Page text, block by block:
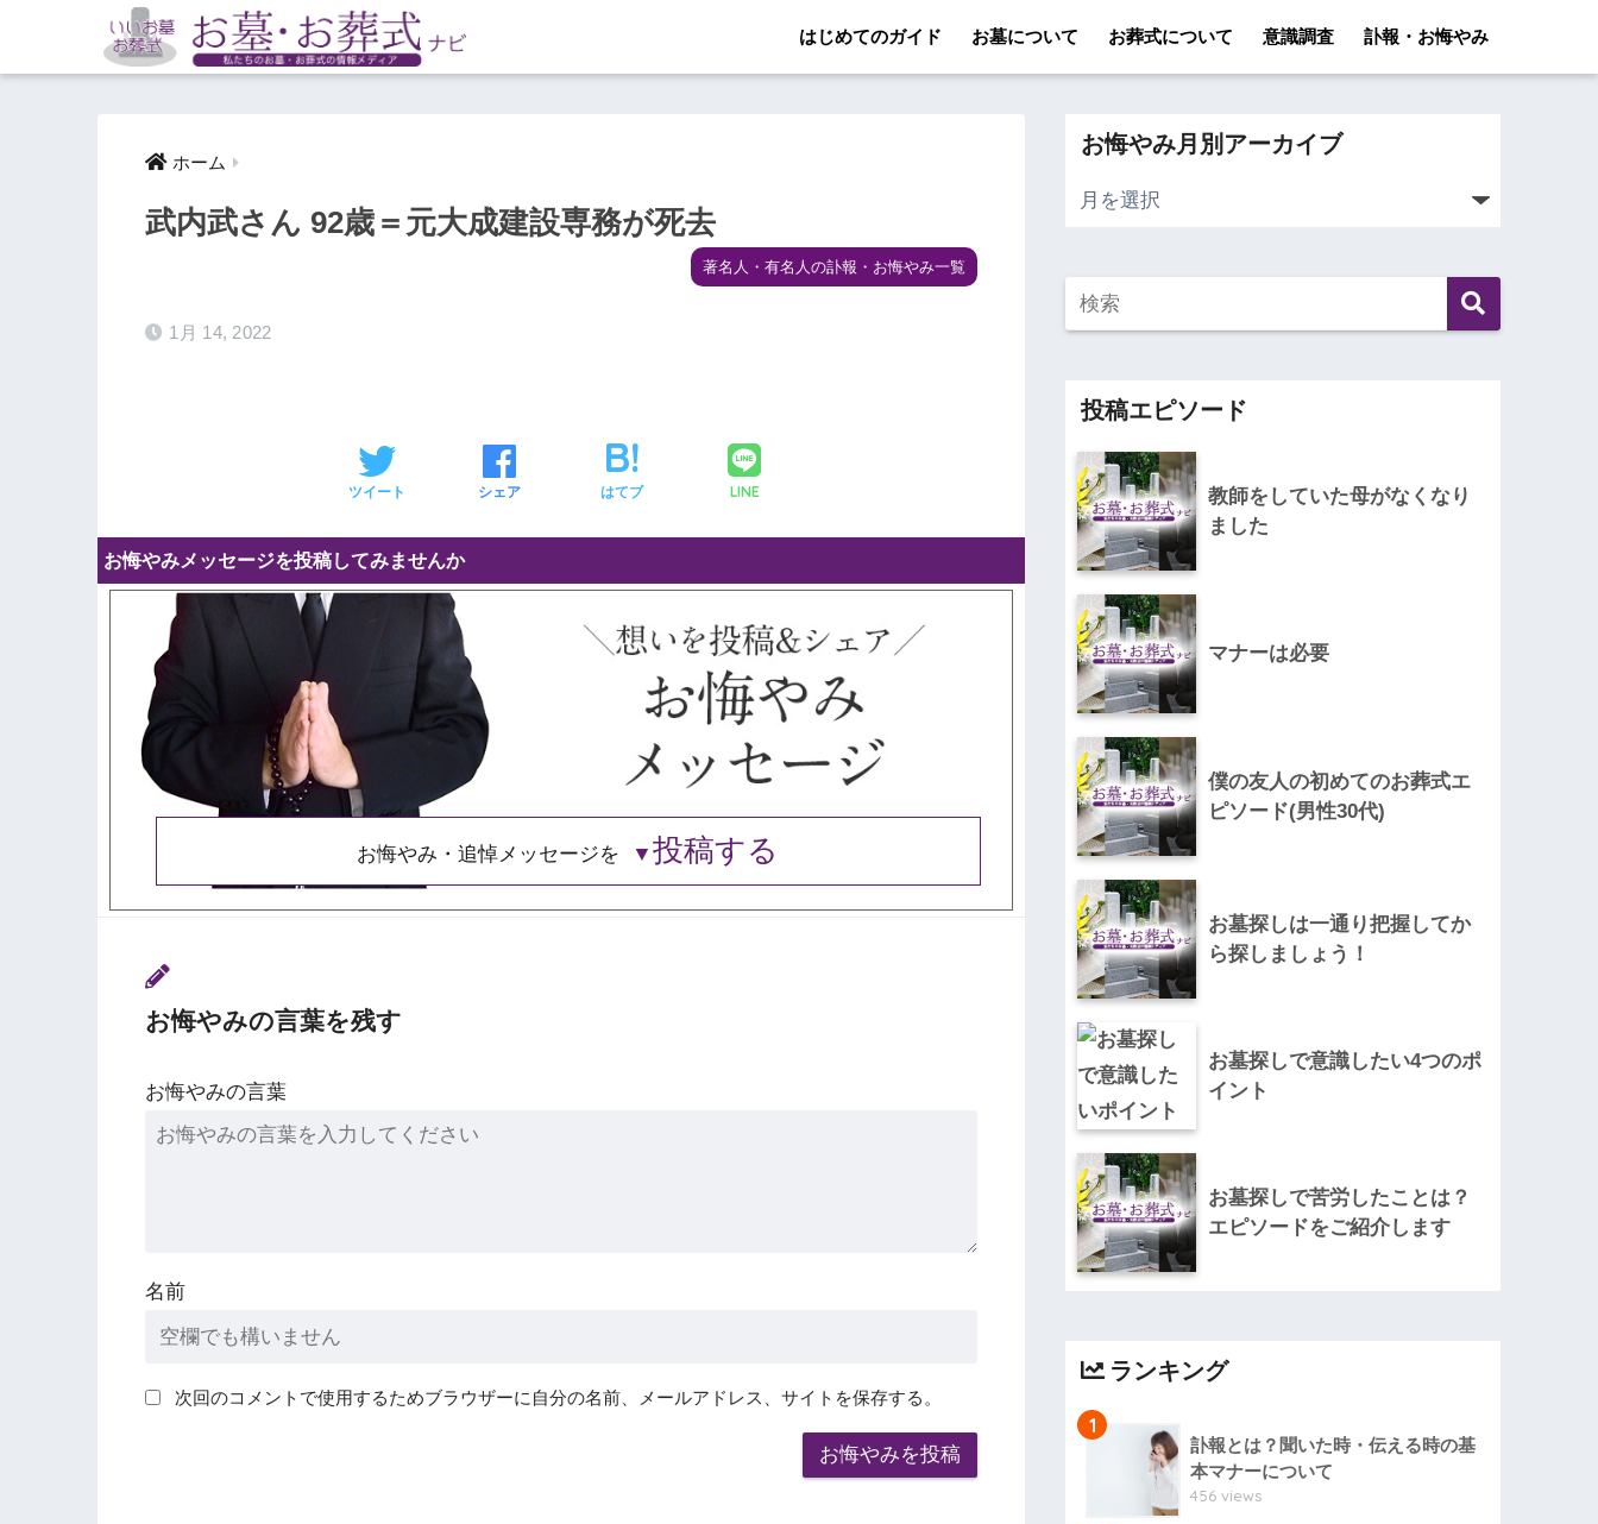
はじめてのガイド お墓について お葬式について 意識調査 訃報・お悔やみ
ホーム
武内武さん 92歳＝元大成建設専務が死去
著名人・有名人の訃報・お悔やみ一覧
1月 14, 2022
ツイート シェア はてブ LINE
お悔やみメッセージを投稿してみませんか
お悔やみ・追悼メッセージを 投稿する
お悔やみの言葉を残す
お悔やみの言葉
名前
次回のコメントで使用するためブラウザーに自分の名前、メールアドレス、サイトを保存する。
お悔やみ月別アーカイブ
投稿エピソード
教師をしていた母がなくなり
ました
マナーは必要
僕の友人の初めてのお葬式エ
ピソード(男性30代)
お墓探しは一通り把握してか
ら探しましょう！
お墓探しで意識したい4つのポ
イント
お墓探しで苦労したことは？
エピソードをご紹介します
ランキング
1
訃報とは？聞いた時・伝える時の基
本マナーについて
456 views